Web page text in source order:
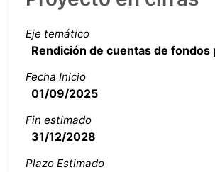
Eje temático
Rendición de cuentas de fondos
Fecha Inicio
01/09/2025
Fin estimado
31/12/2028
Plazo Estimado